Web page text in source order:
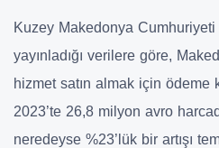
Kuzey Makedonya Cumhuriyeti
yayınladığı verilere göre,
hizmet satın almak için ödeme
2023’te 26,8 milyon avro
neredeyse %23’lük bir artışı